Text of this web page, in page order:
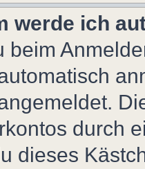
werde ich
beim
durch
dieses